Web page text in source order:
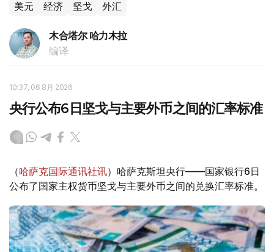
美元 经济 坚戈 外汇
木合塔尔 哈力木拉
编译
10:37, 06 8月 2026
央行公布6日坚戈与主要外币之间的汇率标准
（哈萨克国际通讯社讯）哈萨克斯坦央行——国家银行6日
公布了国家主权货币坚戈与主要外币之间的兑换汇率标准。